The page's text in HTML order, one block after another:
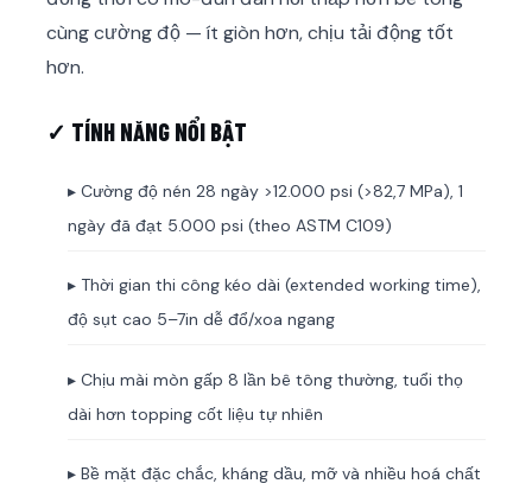
cùng cường độ — ít giòn hơn, chịu tải động tốt
hơn.
✓ TÍNH NĂNG NỔI BẬT
▸ Cường độ nén 28 ngày >12.000 psi (>82,7 MPa), 1
ngày đã đạt 5.000 psi (theo ASTM C109)
▸ Thời gian thi công kéo dài (extended working time),
độ sụt cao 5–7in dễ đổ/xoa ngang
▸ Chịu mài mòn gấp 8 lần bê tông thường, tuổi thọ
dài hơn topping cốt liệu tự nhiên
▸ Bề mặt đặc chắc, kháng dầu, mỡ và nhiều hoá chất